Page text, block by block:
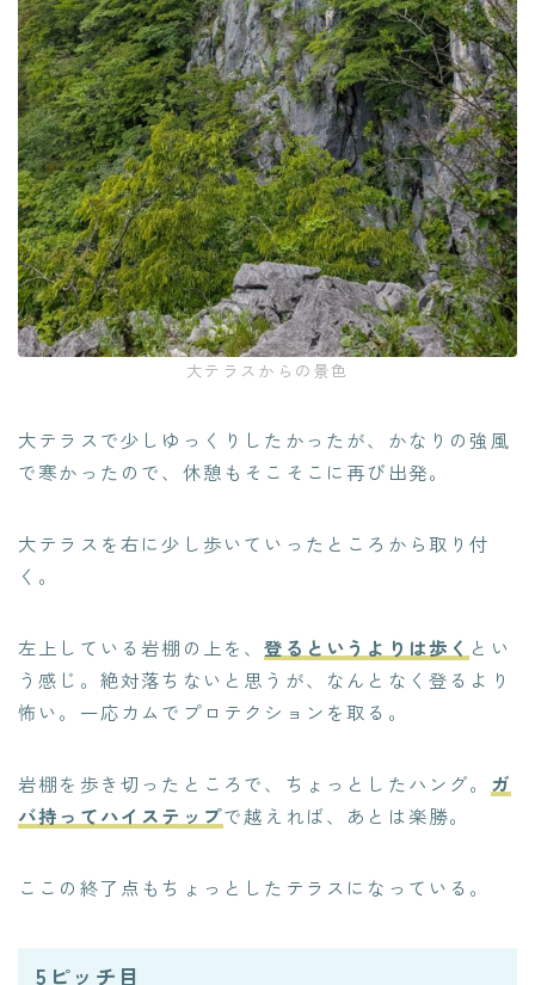
大テラスからの景色
大テラスで少しゆっくりしたかったが、かなりの強風
で寒かったので、休憩もそこそこに再び出発。
大テラスを右に少し歩いていったところから取り付
く。
左上している岩棚の上を、登るというよりは歩く とい
う感じ。絶対落ちないと思うが、なんとなく登るより
怖い。一応カムでプロテクションを取る。
岩棚を歩き切ったところで、ちょっとしたハング。 ガ
バ持ってハイステップで越えれば、あとは楽勝。
ここの終了点もちょっとしたテラスになっている。
5ピッチ目